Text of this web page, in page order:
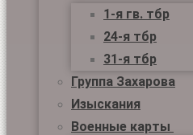
1-я гв. тбр
24-я тбр
31-я тбр
Группа Захарова
Изыскания
Военные карты